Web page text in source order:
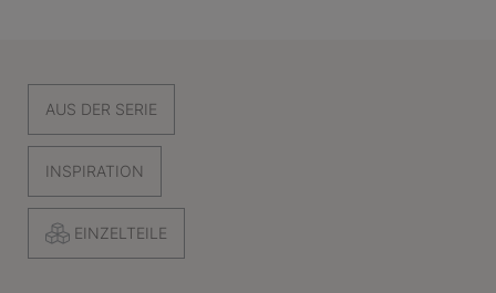
AUS DER SERIE
INSPIRATION
EINZELTEILE